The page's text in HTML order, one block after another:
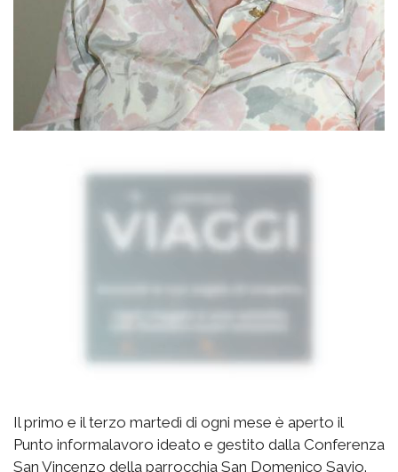
Il primo e il terzo martedì di ogni mese è aperto il
Punto informalavoro ideato e gestito dalla Conferenza
San Vincenzo della parrocchia San Domenico Savio.